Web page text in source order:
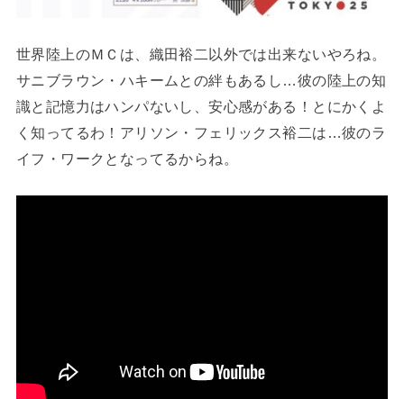
世界陸上のＭＣは、織田裕二以外では出来ないやろね。
サニブラウン・ハキームとの絆もあるし…彼の陸上の知
識と記憶力はハンパないし、安心感がある！とにかくよ
く知ってるわ！アリソン・フェリックス裕二は…彼のラ
イフ・ワークとなってるからね。